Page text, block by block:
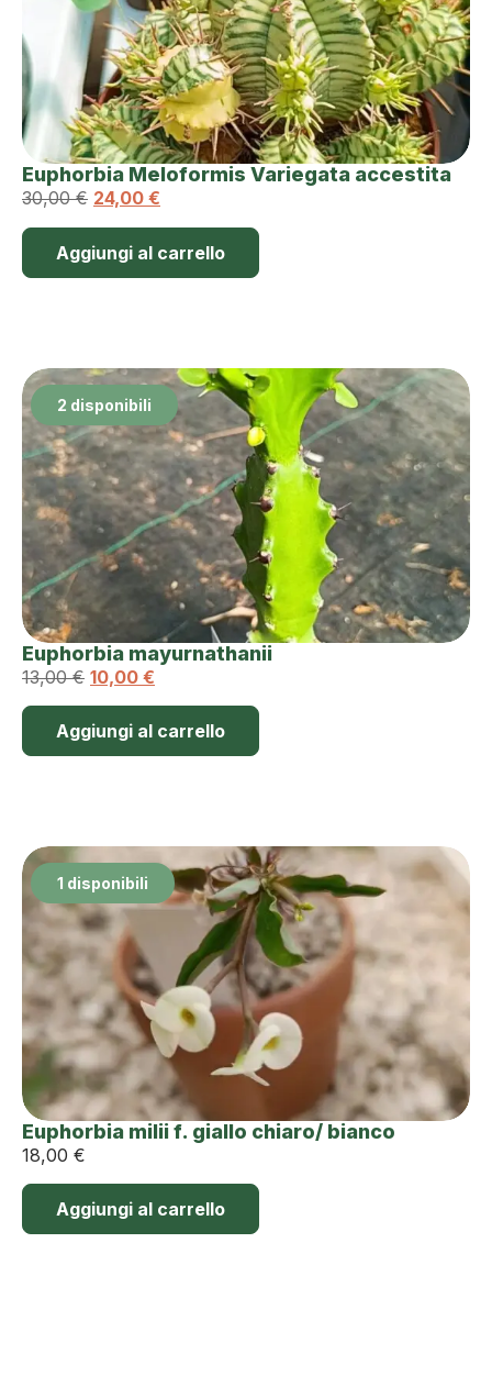
Euphorbia Meloformis Variegata accestita
30,00€ 24,00 €
Aggiungi al carrello
2 disponibili
Euphorbia mayurnathanii
13,00€ 10,00 €
Aggiungi al carrello
1 disponibili
Euphorbia milii f. giallo chiaro/ bianco
18,00 €
Aggiungi al carrello